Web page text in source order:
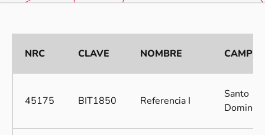
NRC CLAVE NOMBRE CAMPUS
45175 BIT1850 Referencia I
Santo
Domingo